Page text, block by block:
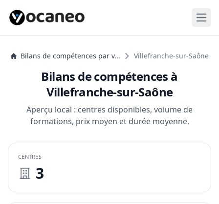
Bilans de compétences par v... Villefranche-sur-Saône
Bilans de compétences à
Villefranche-sur-Saône
Aperçu local : centres disponibles, volume de
formations, prix moyen et durée moyenne.
CENTRES
3